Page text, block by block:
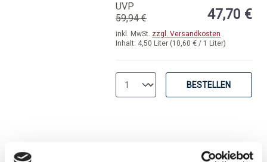
Inhalt: 4,50 Liter (10,60 € / 1 Liter)
inkl. MwSt. zzgl. Versandkosten
UVP
59,94 €
47,70 €
BESTELLEN